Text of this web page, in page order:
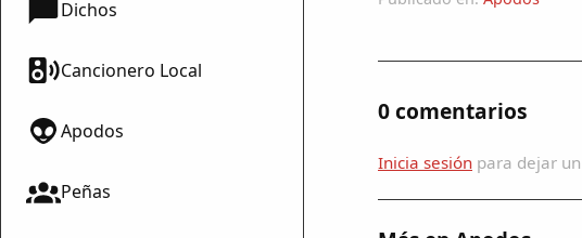
Dichos
Cancionero Local
Apodos
Peñas
0 comentarios
Inicia sesión para dejar